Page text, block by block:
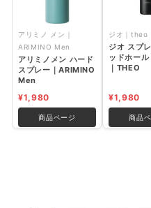
ナイン ルーセントス
ナイン ルーセントス
ナイン ルーセントス
【廃盤品】ウェーボ
5｜Uevo jouecare｜
【廃盤品】ウェーボ
4｜Uevo jouecare｜
アリミノ メン｜
ARIMINO Men
アリミノメン ハード
スプレー｜ARIMINO
Men
¥1,980
商品ページ
ジオ｜theo
ジオ スプ
ッドホー
｜THEO
¥1,980
商品